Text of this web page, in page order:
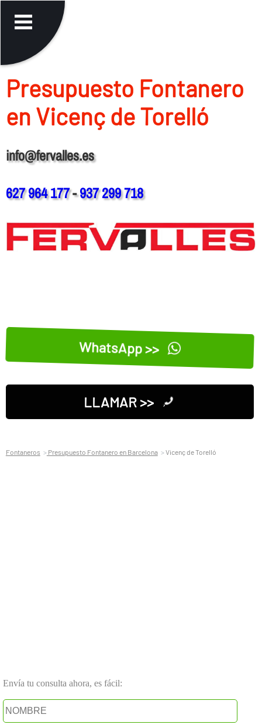
Presupuesto Fontanero
en Vicenç de Torelló
info@fervalles.es
627 964 177-937 299 718
WhatsApp >>
LLAMAR >>
Fontaneros Presupuesto Fontanero en Barcelona Vicenç de Torelló
Envía tu consulta ahora, es fácil: